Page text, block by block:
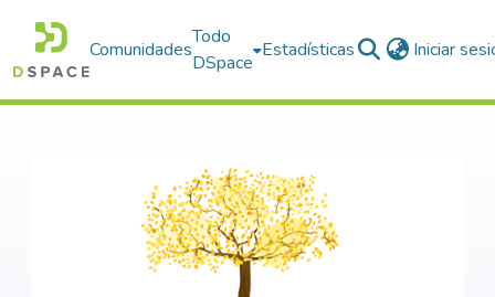
Comunidades
Todo
DSpace
Estadísticas Iniciar